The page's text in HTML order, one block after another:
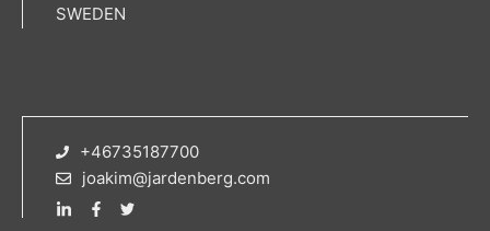
SWEDEN
+46735187700
joakim@jardenberg.com